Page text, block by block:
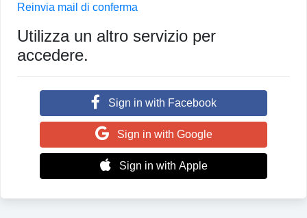
Reinvia mail di conferma
Utilizza un altro servizio per
accedere.
Sign in with Facebook
Sign in with Google
Sign in with Apple